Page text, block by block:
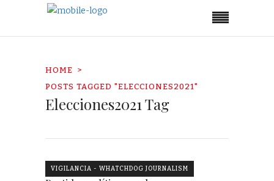
HOME
POSTS TAGGED "ELECCIONES2021"
Elecciones2021 Tag
VIGILANCIA - WHATCHDOG JOURNALISM